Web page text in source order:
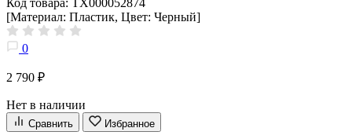
[Материал: Пластик, Цвет: Черный]
0
2 790 ₽
Нет в наличии
Сравнить Избранное